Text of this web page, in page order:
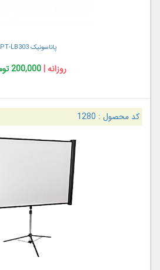
پاناسونیک PT-LB303
روزانه |200,000 تومان
کد محصول : 1280